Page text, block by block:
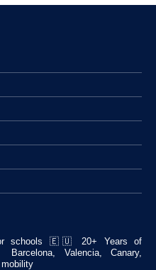
schools 🇪🇺 20+ Years of
Valencia, Canary,
mobility